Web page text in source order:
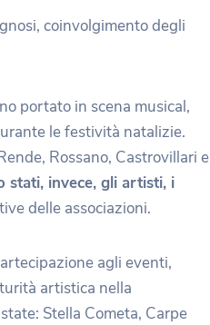
coinvolgimento degli
portato in scena musical,
le festività natalizie.
Rossano, Castrovillari e
stati, invece, gli artisti, i
delle associazioni.
agli eventi,
artistica nella
Stella Cometa, Carpe